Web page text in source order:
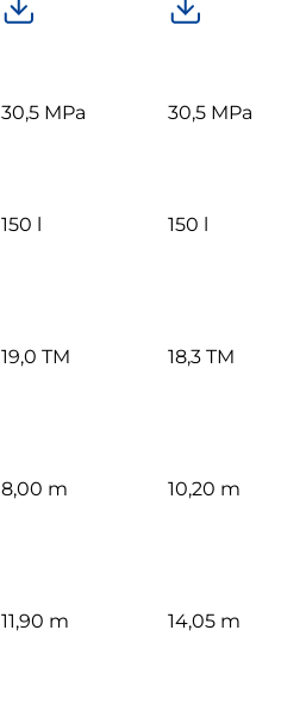
30,5 MPa 30,5 MPa
150 l 150 l
19,0 TM 18,3 TM
8,00 m 10,20 m
11,90 m 14,05 m